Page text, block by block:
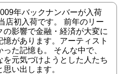
年バックナンバーが入荷
店初入荷です。 前年のリー
の影響で金融・経済が大変に
憶があります。アーティスト
た記憶も。 そんな中で、
を元気づけようとした人たち
い出します。